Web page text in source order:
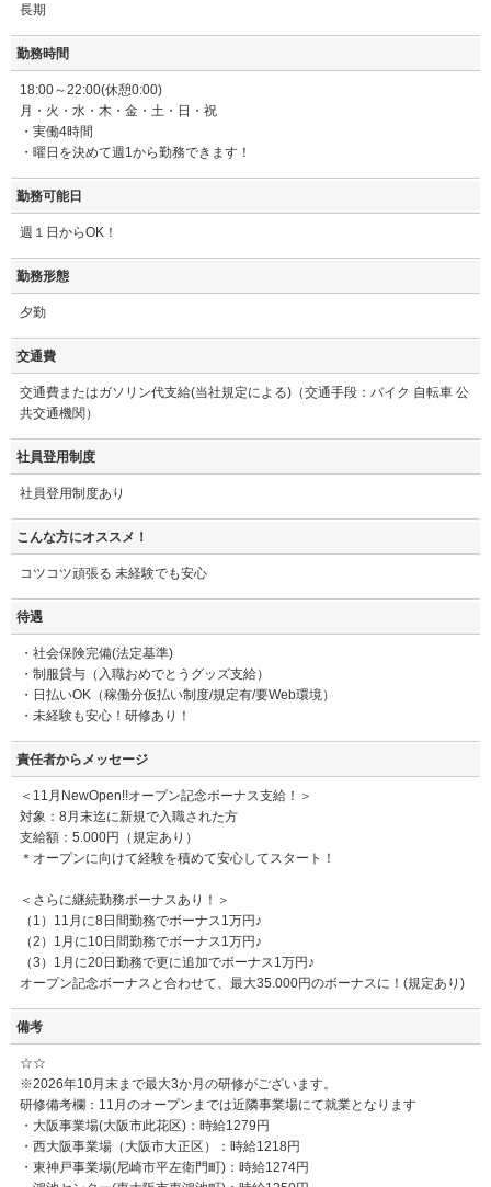
長期
勤務時間
18:00～22:00(休憩0:00)
月・火・水・木・金・土・日・祝
・実働4時間
・曜日を決めて週1から勤務できます！
勤務可能日
週１日からOK！
勤務形態
夕勤
交通費
交通費またはガソリン代支給(当社規定による)（交通手段：バイク 自転車 公
共交通機関）
社員登用制度
社員登用制度あり
こんな方にオススメ！
コツコツ頑張る 未経験でも安心
待遇
・社会保険完備(法定基準)
・制服貸与（入職おめでとうグッズ支給）
・日払いOK（稼働分仮払い制度/規定有/要Web環境）
・未経験も安心！研修あり！
責任者からメッセージ
＜11月NewOpen!!オープン記念ボーナス支給！＞
対象：8月末迄に新規で入職された方
支給額：5.000円（規定あり）
＊オープンに向けて経験を積めて安心してスタート！
＜さらに継続勤務ボーナスあり！＞
（1）11月に8日間勤務でボーナス1万円♪
（2）1月に10日間勤務でボーナス1万円♪
（3）1月に20日勤務で更に追加でボーナス1万円♪
オープン記念ボーナスと合わせて、最大35.000円のボーナスに！(規定あり)
備考
☆☆
※2026年10月末まで最大3か月の研修がございます。
研修備考欄：11月のオープンまでは近隣事業場にて就業となります
・大阪事業場(大阪市此花区)：時給1279円
・西大阪事業場（大阪市大正区）：時給1218円
・東神戸事業場(尼崎市平左衛門町)：時給1274円